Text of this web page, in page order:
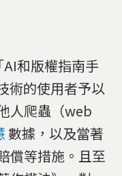
和版權指南手
術的使用者予以
人爬蟲（web
數據，以及當著
償等措施。且至